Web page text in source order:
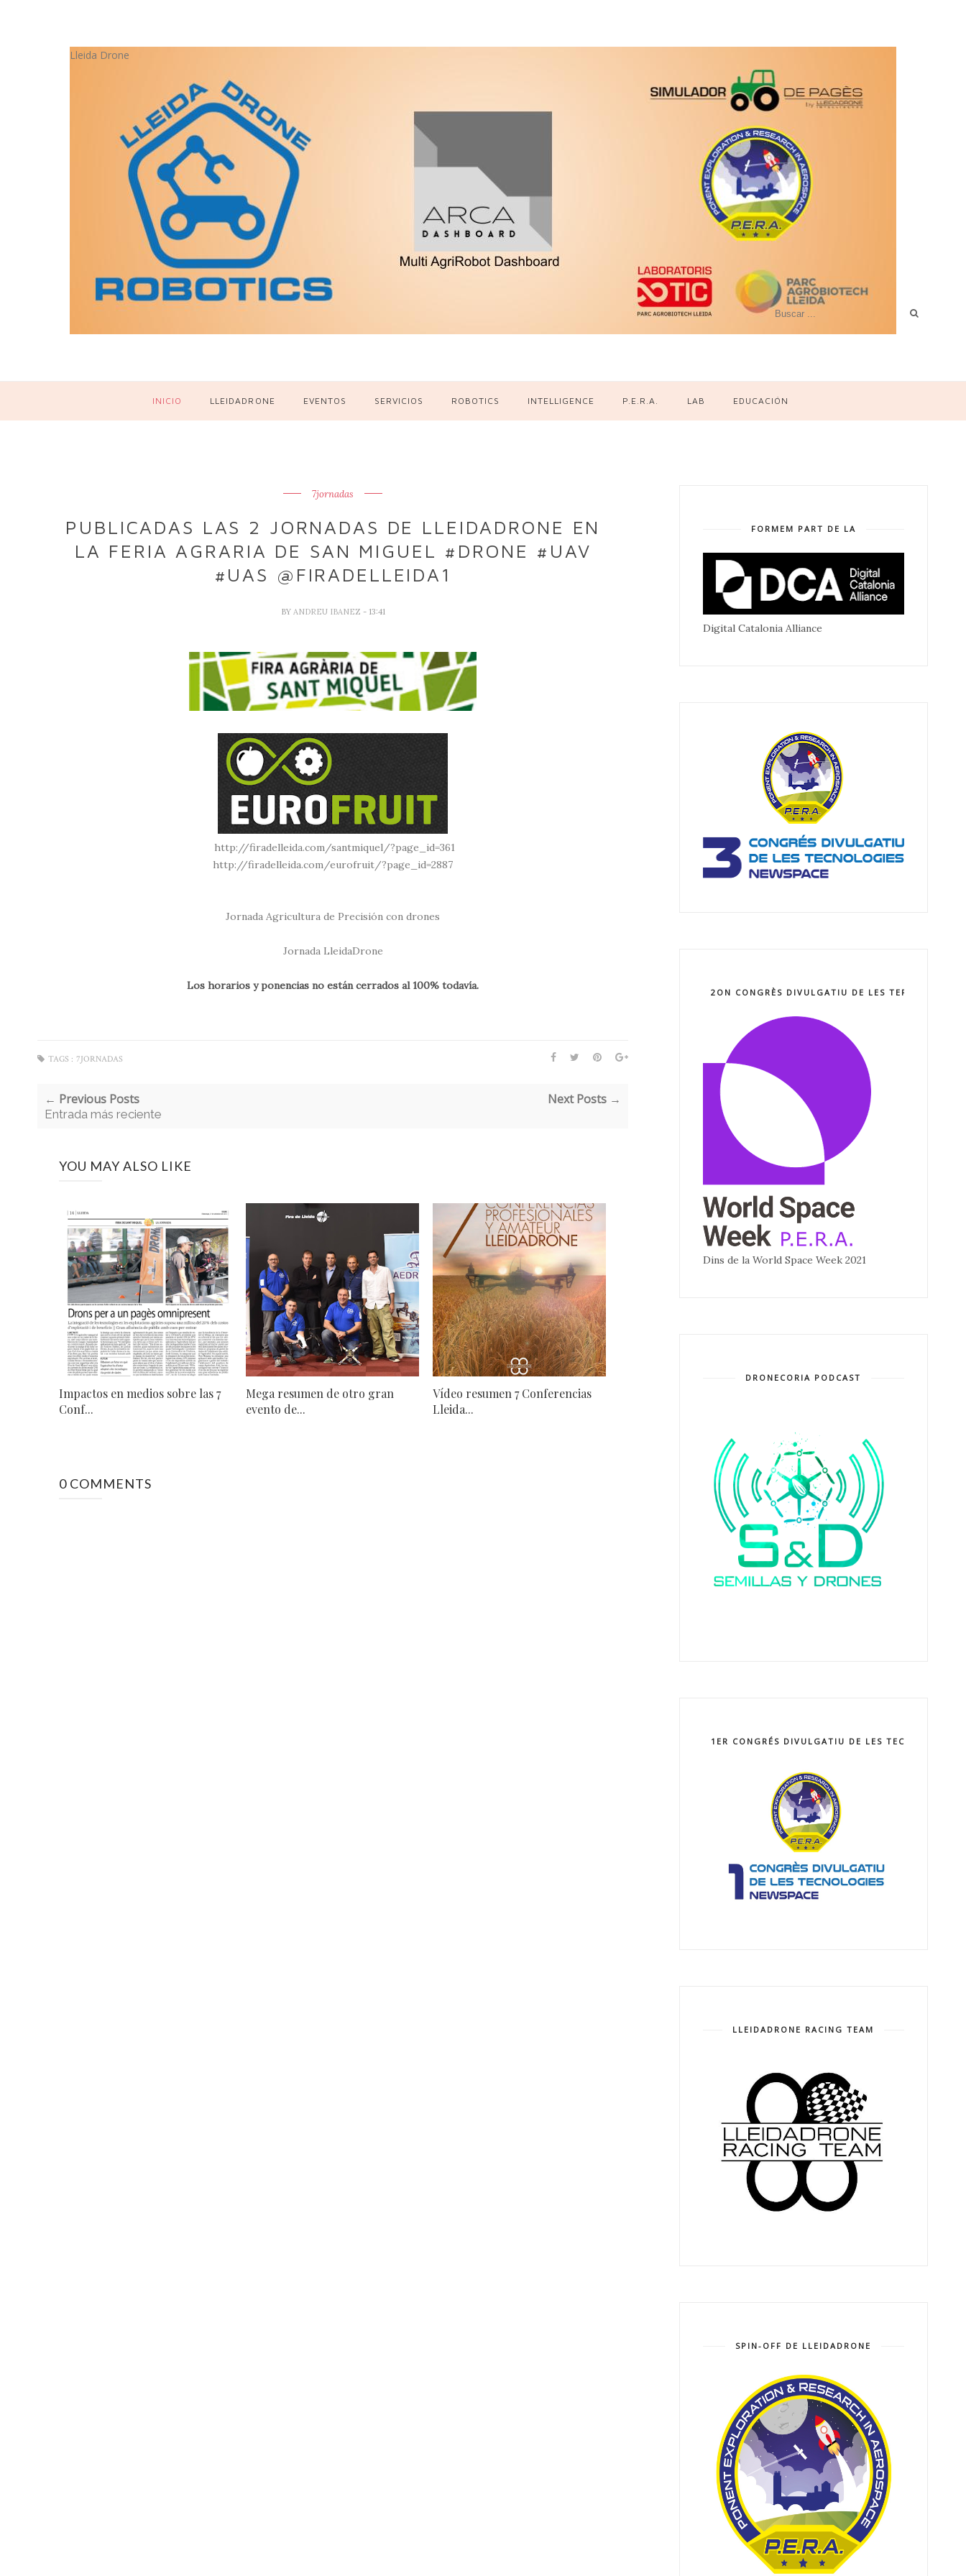
Lleida Drone
INICIO LLEIDADRONE EVENTOS SERVICIOS ROBOTICS INTELLIGENCE P.E.R.A. LAB EDUCACIÓN
7jornadas
PUBLICADAS LAS 2 JORNADAS DE LLEIDADRONE EN
LA FERIA AGRARIA DE SAN MIGUEL #DRONE #UAV
#UAS @FIRADELLEIDA1
BY ANDREU IBANEZ - 13:41
http://firadelleida.com/santmiquel/?page_id=361
http://firadelleida.com/eurofruit/?page_id=2887
Jornada Agricultura de Precisión con drones
Jornada LleidaDrone
Los horarios y ponencias no están cerrados al 100% todavía.
TAGS : 7JORNADAS
← Previous Posts
Entrada más reciente
Next Posts →
YOU MAY ALSO LIKE
Impactos en medios sobre las 7
Conf...
Mega resumen de otro gran
evento de...
Vídeo resumen 7 Conferencias
Lleida...
0 COMMENTS
FORMEM PART DE LA
Digital Catalonia Alliance
2ON CONGRÈS DIVULGATIU DE LES TERCNOLOGIES
Dins de la World Space Week 2021
DRONECORIA PODCAST
1ER CONGRÉS DIVULGATIU DE LES TECNOLOGIES
LLEIDADRONE RACING TEAM
SPIN-OFF DE LLEIDADRONE